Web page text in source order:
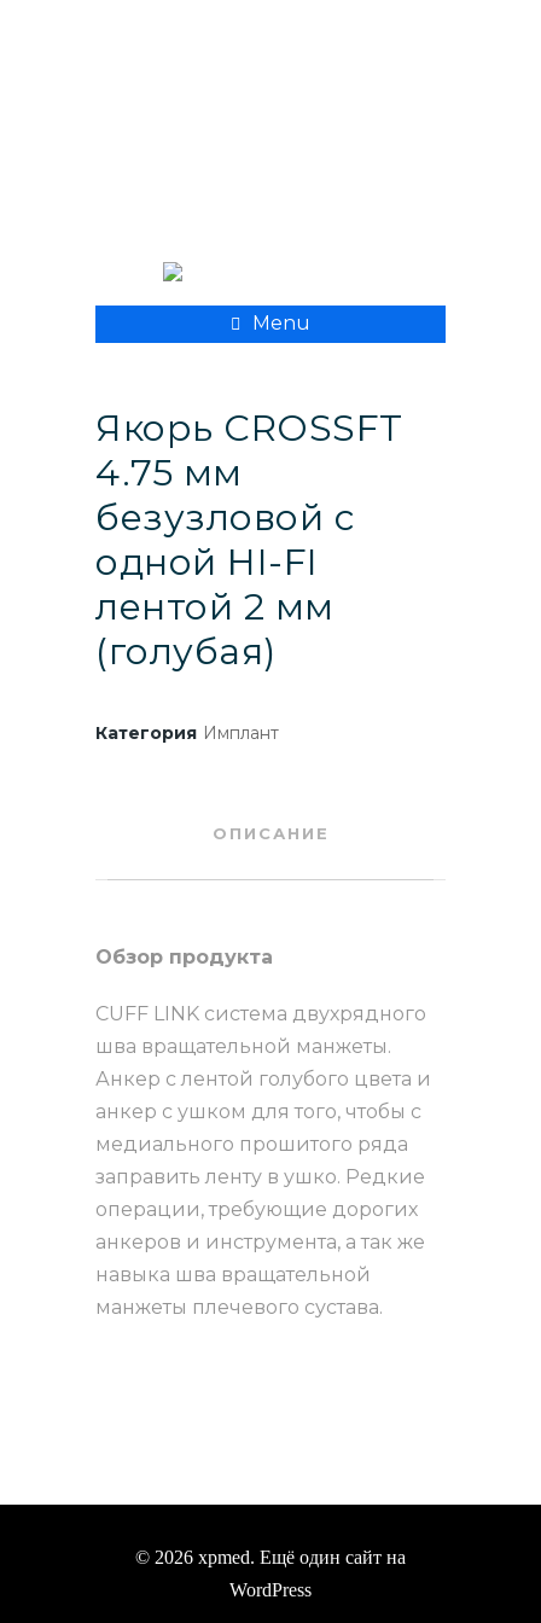
Menu
Якорь CROSSFT
4.75 мм
безузловой с
одной HI-FI
лентой 2 мм
(голубая)
Категория Имплант
ОПИСАНИЕ
Обзор продукта
CUFF LINK система двухрядного
шва вращательной манжеты.
Анкер с лентой голубого цвета и
анкер с ушком для того, чтобы с
медиального прошитого ряда
заправить ленту в ушко. Редкие
операции, требующие дорогих
анкеров и инструмента, а так же
навыка шва вращательной
манжеты плечевого сустава.
© 2026 xpmed. Ещё один сайт на
WordPress